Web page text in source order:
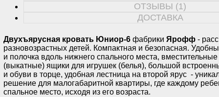
ОТЗЫВЫ (1)
ДОСТАВКА
Двухъярусная кровать Юниор-6 фабрики Ярофф -
разновозрастных детей. Компактная и безопасная.
и полочка вдоль нижнего спального места,
(выкатные) ящики для игрушек (белья), большой
и обуви в торце, удобная лестница на второй ярус -
решение для малогабаритной квартиры, где каждому
спальное место, исходя из его возраста.